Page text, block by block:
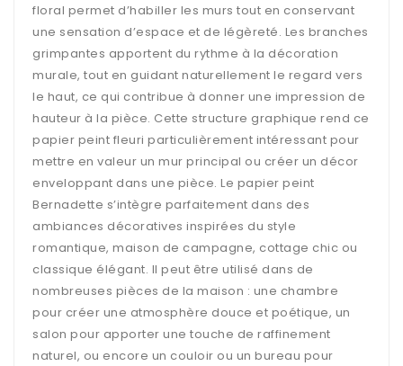
floral permet d’habiller les murs tout en conservant
une sensation d’espace et de légèreté. Les branches
grimpantes apportent du rythme à la décoration
murale, tout en guidant naturellement le regard vers
le haut, ce qui contribue à donner une impression de
hauteur à la pièce. Cette structure graphique rend ce
papier peint fleuri particulièrement intéressant pour
mettre en valeur un mur principal ou créer un décor
enveloppant dans une pièce. Le papier peint
Bernadette s’intègre parfaitement dans des
ambiances décoratives inspirées du style
romantique, maison de campagne, cottage chic ou
classique élégant. Il peut être utilisé dans de
nombreuses pièces de la maison : une chambre
pour créer une atmosphère douce et poétique, un
salon pour apporter une touche de raffinement
naturel, ou encore un couloir ou un bureau pour